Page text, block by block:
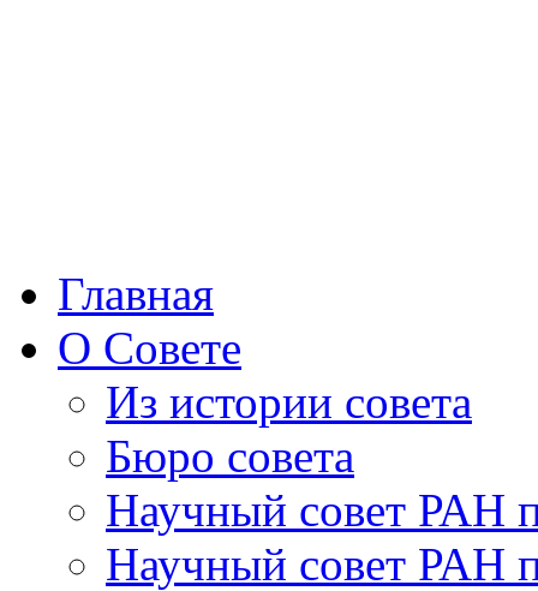
Главная
О Совете
Из истории совета
Бюро совета
Научный совет РАН
Научный совет РАН